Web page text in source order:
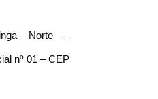
Norte –
nº 01 – CEP